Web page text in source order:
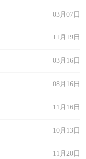
03月07日
11月19日
03月16日
08月16日
11月16日
10月13日
11月20日